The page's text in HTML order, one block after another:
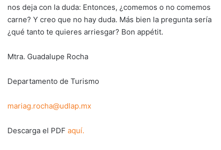
nos deja con la duda: Entonces, ¿comemos o no comemos
carne? Y creo que no hay duda. Más bien la pregunta sería
¿qué tanto te quieres arriesgar? Bon appétit.
Mtra. Guadalupe Rocha
Departamento de Turismo
mariag.rocha@udlap.mx
Descarga el PDF aquí.